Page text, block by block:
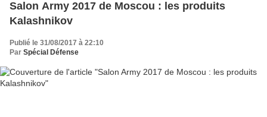
Salon Army 2017 de Moscou : les produits
Kalashnikov
Publié le 31/08/2017 à 22:10
Par Spécial Défense